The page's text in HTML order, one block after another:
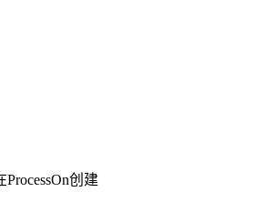
ProcessOn创建